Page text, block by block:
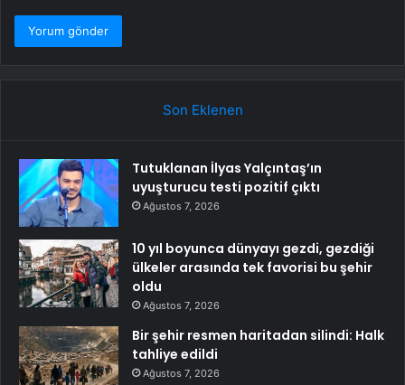
Son Eklenen
Tutuklanan İlyas Yalçıntaş’ın
uyuşturucu testi pozitif çıktı
Ağustos 7, 2026
10 yıl boyunca dünyayı gezdi, gezdiği
ülkeler arasında tek favorisi bu şehir
oldu
Ağustos 7, 2026
Bir şehir resmen haritadan silindi: Halk
tahliye edildi
Ağustos 7, 2026